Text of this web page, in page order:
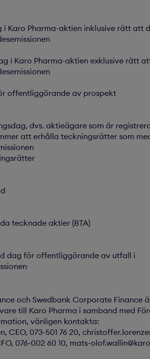
i Karo Pharma-aktien inklusive rätt att
i Karo Pharma-aktien exklusive rätt
offentliggörande av prospekt
dvs. aktieägare som är
att erhålla teckningsrätter som
tecknade aktier (BTA)
dag för offentliggörande av utfall i
och Swedbank Corporate Finance
till Karo Pharma i samband med
vänligen kontakta:
CEO, 073-501 76 20,
076-002 60 10, mats-